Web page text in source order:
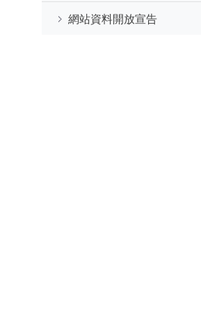
網站資料開放宣告